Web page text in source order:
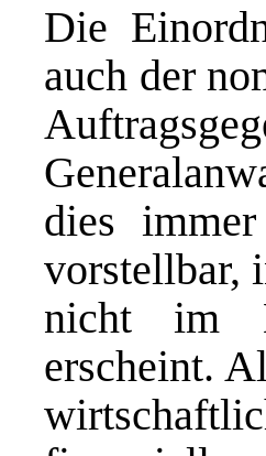
Die
auch der
dies
vorstellbar,
nicht im
erscheint.